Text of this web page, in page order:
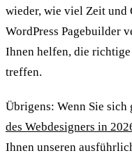
wieder, wie viel Zeit und
WordPress Pagebuilder
Ihnen helfen, die
treffen.
Übrigens: Wenn Sie
des Webdesigners in
Ihnen unseren